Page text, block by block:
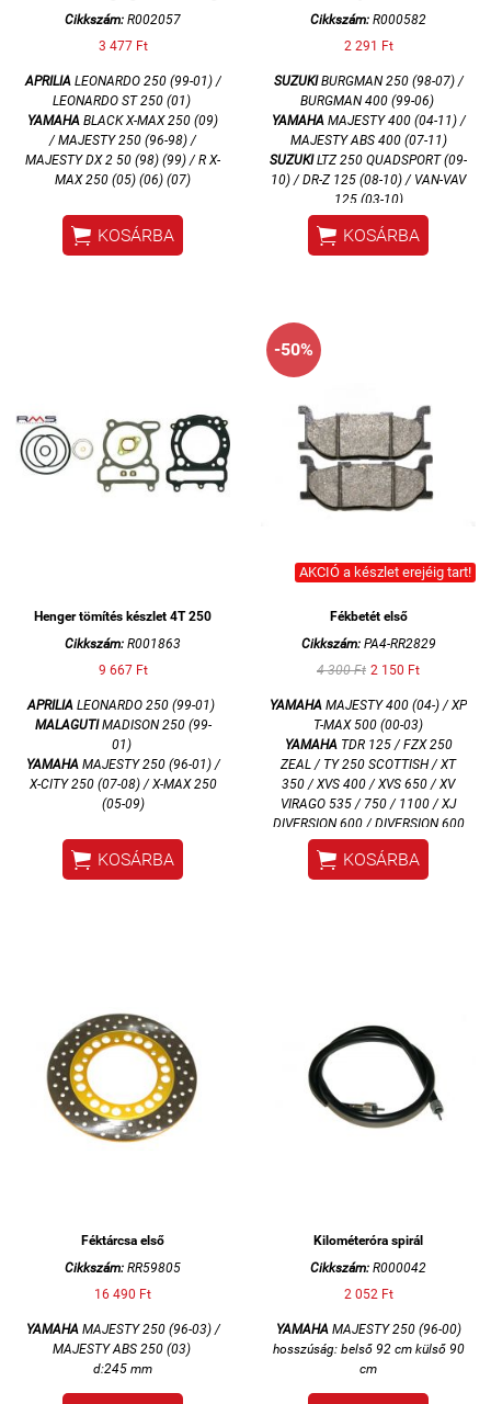
Cikkszám: R002057
3 477 Ft
APRILIA LEONARDO 250 (99-01) /
LEONARDO ST 250 (01)
YAMAHA BLACK X-MAX 250 (09)
/ MAJESTY 250 (96-98) /
MAJESTY DX 2 50 (98) (99) / R X-
MAX 250 (05) (06) (07)
 KOSÁRBA
Cikkszám: R000582
2 291 Ft
SUZUKIBURGMAN 250 (98-07) /
BURGMAN 400 (99-06)
YAMAHA MAJESTY 400 (04-11) /
MAJESTY ABS 400 (07-11)
SUZUKILTZ 250 QUADSPORT (09-
10) / DR-Z 125 (08-10) / VAN-VAV
125 (03-10)
 KOSÁRBA
Henger tömítés készlet 4T 250
Cikkszám: R001863
9 667 Ft
APRILIA LEONARDO 250 (99-01)
MALAGUTIMADISON 250 (99-
01)
YAMAHA MAJESTY 250 (96-01) /
X-CITY 250 (07-08) / X-MAX 250
(05-09)
 KOSÁRBA
-50%
AKCIÓ a készlet erejéig tart!
Fékbetét első
Cikkszám:PA4-RR2829
4 300 Ft 2 150 Ft
YAMAHA MAJESTY 400 (04-) / XP
T-MAX 500 (00-03)
YAMAHA TDR 125 / FZX 250
ZEAL / TY 250 SCOTTISH / XT
350 / XVS 400 / XVS 650 / XV
VIRAGO 535 / 750 / 1100 / XJ
DIVERSION 600 / DIVERSION 600
S / XJ 900 SECA
 KOSÁRBA
Féktárcsa első
Cikkszám: RR59805
16 490 Ft
YAMAHA MAJESTY 250 (96-03) /
MAJESTY ABS 250 (03)
d:245 mm
Kilométeróra spirál
Cikkszám: R000042
2 052 Ft
YAMAHA MAJESTY 250 (96-00)
hosszúság: belső 92 cm külső 90
cm